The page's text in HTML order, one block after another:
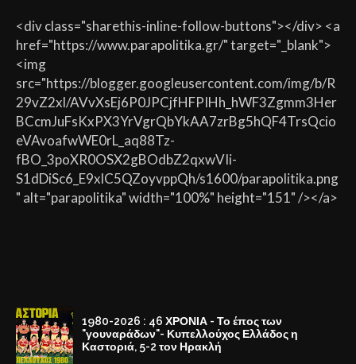
<div class="sharethis-inline-follow-buttons"></div> <a
href="https://www.parapolitika.gr/" target="_blank">
<img
src="https://blogger.googleusercontent.com/img/b/R
29vZ2xl/AVvXsEj6P0JPCjfHFPIHh_hWF3Zgmm3Her
BCcmJuFsKxPX3YrVgrQbYkAA7zrBg5hQF4TrsQcio
eVAvoafwWE0rL_aq88Tz-
fBO_3poXR0OSX2gBOdbZ2qxwVIi-
S1dDiSc6_E9xlC5QZoyvppQh/s1600/parapolitika.png
" alt="parapolitika" width="100%" height="151" /></a>
1980-2026 : 46 ΧΡΟΝΙΑ - Το έπος των
"γουναράδων"- Κυπελλούχος Ελλάδος η
Καστοριά, 5-2 τον Ηρακλή